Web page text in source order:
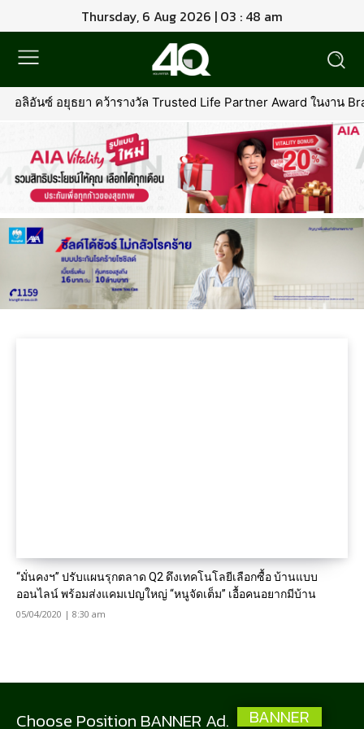
Thursday, 6 Aug 2026 | 03 : 48 am
อลิอันซ์ อยุธยา คว้ารางวัล Trusted Life Partner Award ในงาน
“มั่นคงฯ” ปรับแผนรุกตลาด Q2 ดึงเทคโนโลยีเลือกซื้อ บ้านแบบ
ออนไลน์ พร้อมส่งแคมเปญใหญ่ “หนูจัดเต็ม” เอื้อคนอยากมีบ้าน
05/04/2020 | 8:30 am
Choose Position BANNER Ad. BANNER